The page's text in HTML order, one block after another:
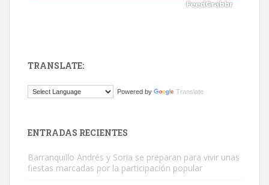
El ayuntamiento se va a llevar a Los Gatos callejeros de la zona los
TRANSLATE:
Powered by Translate
ENTRADAS RECIENTES
Barranquillo Andrés y Soria se preparan para vivir unas
fiestas marcadas por la participación popular